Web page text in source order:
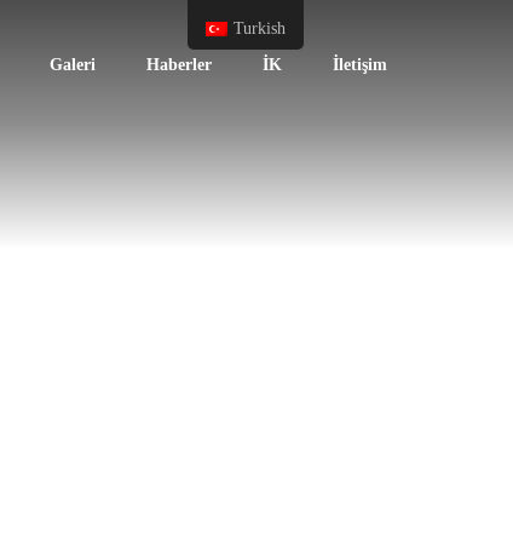
Galeri Haberler İK İletişim
Turkish